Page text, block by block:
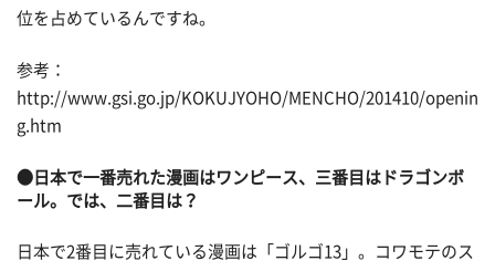
位を占めているんですね。
参考：
http://www.gsi.go.jp/KOKUJYOHO/MENCHO/201410/openin
g.htm
●日本で一番売れた漫画はワンピース、三番目はドラゴンボ
ール。では、二番目は？
日本で2番目に売れている漫画は「ゴルゴ13」。コワモテのス